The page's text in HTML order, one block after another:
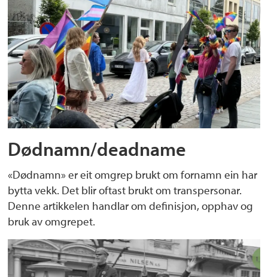
Dødnamn/deadname
«Dødnamn» er eit omgrep brukt om fornamn ein har
bytta vekk. Det blir oftast brukt om transpersonar.
Denne artikkelen handlar om definisjon, opphav og
bruk av omgrepet.